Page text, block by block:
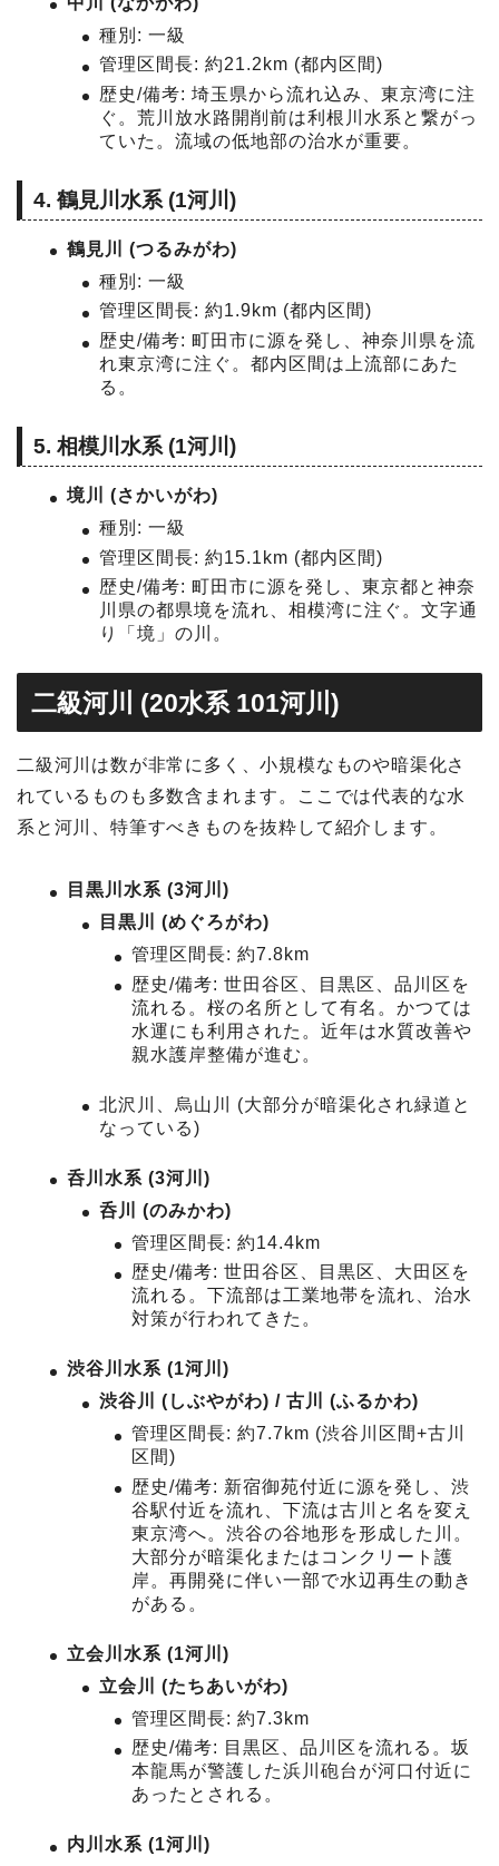
種別: 一級
管理区間長: 約21.2km (都内区間)
歴史/備考: 埼玉県から流れ込み、東京湾に注
ぐ。荒川放水路開削前は利根川水系と繋がっ
ていた。流域の低地部の治水が重要。
4. 鶴見川水系 (1河川)
鶴見川 (つるみがわ)
種別: 一級
管理区間長: 約1.9km (都内区間)
歴史/備考: 町田市に源を発し、神奈川県を流
れ東京湾に注ぐ。都内区間は上流部にあた
る。
5. 相模川水系 (1河川)
境川 (さかいがわ)
種別: 一級
管理区間長: 約15.1km (都内区間)
歴史/備考: 町田市に源を発し、東京都と神奈
川県の都県境を流れ、相模湾に注ぐ。文字通
り「境」の川。
二級河川 (20水系 101河川)
二級河川は数が非常に多く、小規模なものや暗渠化さ
れているものも多数含まれます。ここでは代表的な水
系と河川、特筆すべきものを抜粋して紹介します。
目黒川水系 (3河川)
目黒川 (めぐろがわ)
管理区間長: 約7.8km
歴史/備考: 世田谷区、目黒区、品川区を
流れる。桜の名所として有名。かつては
水運にも利用された。近年は水質改善や
親水護岸整備が進む。
北沢川、烏山川 (大部分が暗渠化され緑道と
なっている)
呑川水系 (3河川)
呑川 (のみかわ)
管理区間長: 約14.4km
歴史/備考: 世田谷区、目黒区、大田区を
流れる。下流部は工業地帯を流れ、治水
対策が行われてきた。
渋谷川水系 (1河川)
渋谷川 (しぶやがわ) / 古川 (ふるかわ)
管理区間長: 約7.7km (渋谷川区間+古川
区間)
歴史/備考: 新宿御苑付近に源を発し、渋
谷駅付近を流れ、下流は古川と名を変え
東京湾へ。渋谷の谷地形を形成した川。
大部分が暗渠化またはコンクリート護
岸。再開発に伴い一部で水辺再生の動き
がある。
立会川水系 (1河川)
立会川 (たちあいがわ)
管理区間長: 約7.3km
歴史/備考: 目黒区、品川区を流れる。坂
本龍馬が警護した浜川砲台が河口付近に
あったとされる。
内川水系 (1河川)